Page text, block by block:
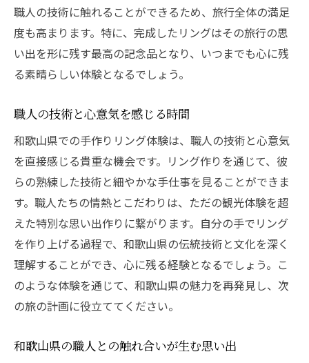
職人の技術に触れることができるため、旅行全体の満足
度も高まります。特に、完成したリングはその旅行の思
い出を形に残す最高の記念品となり、いつまでも心に残
る素晴らしい体験となるでしょう。
職人の技術と心意気を感じる時間
和歌山県での手作りリング体験は、職人の技術と心意気
を直接感じる貴重な機会です。リング作りを通じて、彼
らの熟練した技術と細やかな手仕事を見ることができま
す。職人たちの情熱とこだわりは、ただの観光体験を超
えた特別な思い出作りに繋がります。自分の手でリング
を作り上げる過程で、和歌山県の伝統技術と文化を深く
理解することができ、心に残る経験となるでしょう。こ
のような体験を通じて、和歌山県の魅力を再発見し、次
の旅の計画に役立ててください。
和歌山県の職人との触れ合いが生む思い出